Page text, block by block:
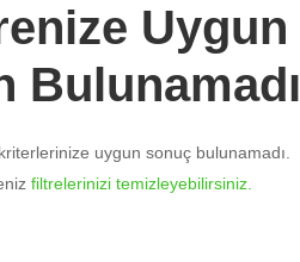
Uygun
Bulunamadı
uygun sonuç bulunamadı.
filtrelerinizi temizleyebilirsiniz.